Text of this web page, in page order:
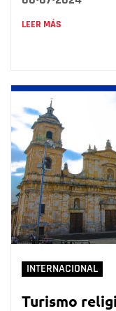
LEER MÁS
INTERNACIONAL
Turismo